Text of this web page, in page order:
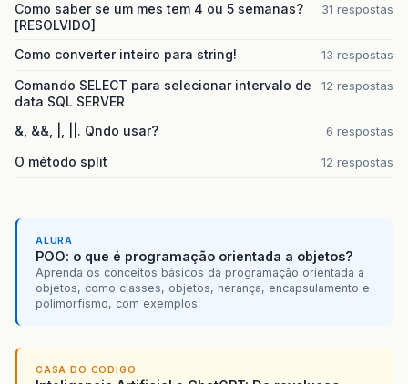
Como saber se um mes tem 4 ou 5 semanas?
[RESOLVIDO]
31 respostas
Como converter inteiro para string! 13 respostas
Comando SELECT para selecionar intervalo de
data SQL SERVER
12 respostas
&, &&, |, ||. Qndo usar? 6 respostas
O método split 12 respostas
ALURA
POO: o que é programação orientada a objetos?
Aprenda os conceitos básicos da programação orientada a
objetos, como classes, objetos, herança, encapsulamento e
polimorfismo, com exemplos.
CASA DO CODIGO